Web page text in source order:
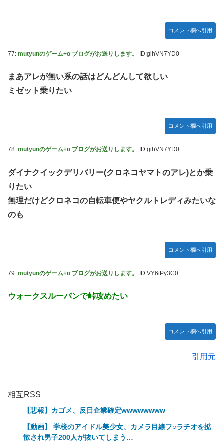
コメント欄へ引用
77: mutyunのゲーム+α ブログがお送りします。 ID:gihVN7YD0
まあアレが無い系の話はどんどんして欲しい
ミゼット乗りたい
コメント欄へ引用
78: mutyunのゲーム+α ブログがお送りします。 ID:gihVN7YD0
ダイナクイックデリバリー(クロネコヤマトのアレ)とか乗
りたい
無理だけどクロネコの自転車便やヤクルトレディみたいな
のも
コメント欄へ引用
79: mutyunのゲーム+α ブログがお送りします。 ID:VY6iPy3C0
ウォークスルーバンで峠攻めたい
コメント欄へ引用
引用元
相互RSS
【悲報】カゴメ、反日企業確定wwwwwwww
【動画】 学校のアイドル美少女、カメラ目線フ○ラチオを拡
散され男子200人が抜いてしまう…